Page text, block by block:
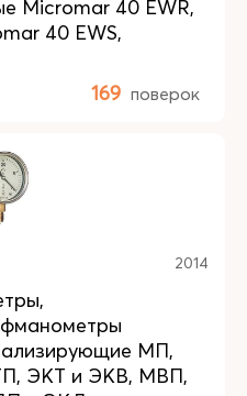
Micromar 40 EWR,
40 EWS,
169 поверок
2014
МП,
ЭКТ и ЭКВ, МВП,